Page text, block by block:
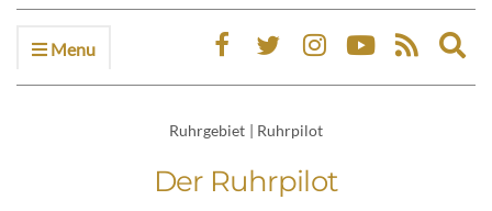
Menu
Ruhrgebiet | Ruhrpilot
Der Ruhrpilot